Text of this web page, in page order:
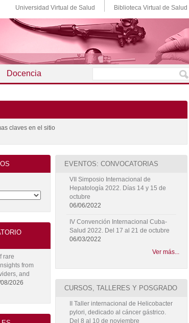
Universidad Virtual de Salud Biblioteca Virtual de Salud
Docencia
claves en el sitio
rare
from
and
2026
EVENTOS: CONVOCATORIAS
VII Simposio Internacional de
Hepatología 2022. Días 14 y 15 de
octubre
06/06/2022
IV Convención Internacional Cuba-
Salud 2022. Del 17 al 21 de octubre
06/03/2022
Ver más...
CURSOS, TALLERES Y POSGRADO
II Taller internacional de Helicobacter
pylori, dedicado al cáncer gástrico.
Del 8 al 10 de noviembre